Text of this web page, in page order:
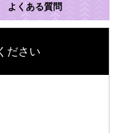
よくある質問
ださい